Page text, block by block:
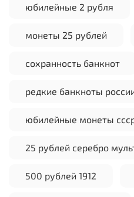
юбилейные 2 рубля
монеты 25 рублей
сохранность банкнот
редкие банкноты
юбилейные монеты
25 рублей серебро
500 рублей 1912